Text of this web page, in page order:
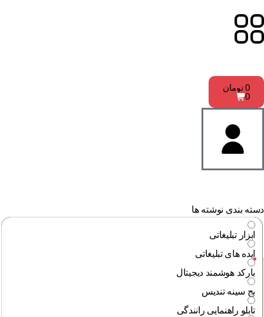
تومان
بندی نوشته ها
ابزار تبلیغاتی
ایده های تبلیغاتی
بارکد هوشمند دیجیتال
بج سینه تندیس
تابلو راهنمایی رانندگی